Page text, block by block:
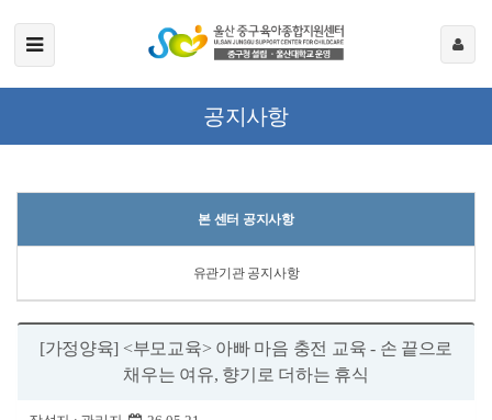
공지사항
본 센터 공지사항
유관기관 공지사항
[가정양육] <부모교육> 아빠 마음 충전 교육 - 손 끝으로
채우는 여유, 향기로 더하는 휴식